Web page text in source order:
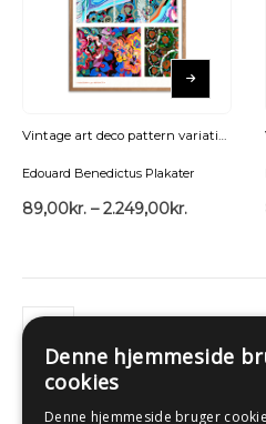
Vintage art deco pattern variations 7 Plakat
Edouard Benedictus Plakater
89,00kr. – 2.249,00kr.
Denne hjemmeside
cookies
Denne hjemmeside bruger